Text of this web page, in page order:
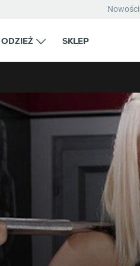
Nowości
ODZIEŻ SKLEP